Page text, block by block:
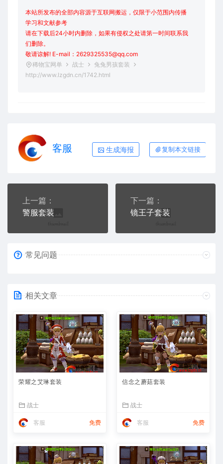
本站所发布的全部内容源于互联网搬运，仅限于小范围内传播
学习和文献参考
请在下载后24小时内删除，如果有侵权之处请第一时间联系我
们删除。
敬请谅解! E-mail：2629325535@qq.com
稀物宝网单
战士
兔兔男孩套装
http://www.lzgdn.cn/1742.html
客服 生成海报 复制本文链接
上一篇：
警服套装
下一篇：
镜王子套装
常见问题
相关文章
荣耀之艾琳套装
战士
客服 免费
信念之蘑菇套装
战士
客服 免费